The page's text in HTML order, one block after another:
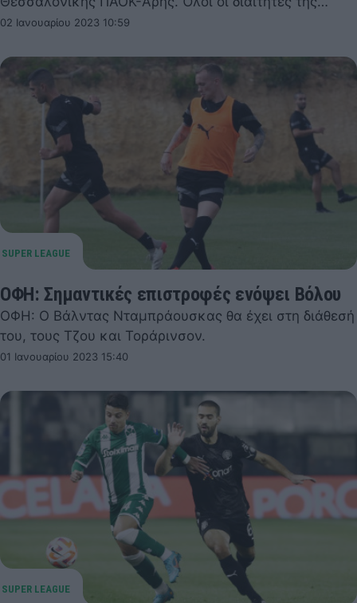
02 Ιανουαρίου 2023 10:59
ΟΦΗ: Σημαντικές επιστροφές ενόψει Βόλου
ΟΦΗ: Ο Βάλντας Νταμπράουσκας θα έχει στη διάθεσή
του, τους Τζου και Τοράρινσον.
01 Ιανουαρίου 2023 15:40